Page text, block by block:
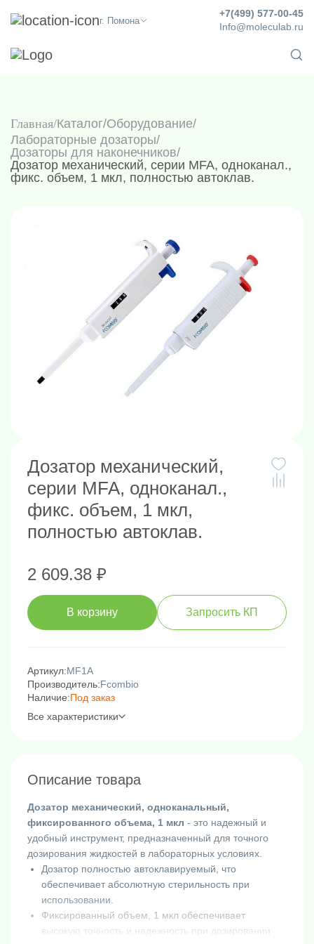
г. Помона
Info@moleculab.ru
+7(499) 577-00-45
Главная Каталог/Оборудование/
Лабораторные дозаторы/
Дозаторы для наконечников/
Дозатор механический, серии MFA, одноканал.,
фикс. объем, 1 мкл, полностью автоклав.
Дозатор механический,
серии MFA, одноканал.,
фикс. объем, 1 мкл,
полностью автоклав.
2 609.38 ₽
В корзину Запросить КП
Артикул:MF1A
Производитель:Fcombio
Наличие:Под заказ
Все характеристики
Описание товара
Дозатор механический, одноканальный,
фиксированного объема, 1 мкл - это надежный и
удобный инструмент, предназначенный для точного
дозирования жидкостей в лабораторных условиях.
Дозатор полностью автоклавируемый, что
обеспечивает абсолютную стерильность при
использовании.
Фиксированный объем, 1 мкл обеспечивает
высокую точность и надежность при дозировании